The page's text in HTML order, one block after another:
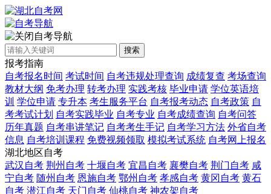
自考导航
搜索
报考指南
自考报名时间 考试时间 自考违规处理查询 成绩复查 考场查询
教材大纲 免考办理 转考办理 实践考核 毕业申请 学位英语培
训 学位申请 专升本 考生服务平台 自考报考动态 自考政策 自
考考试计划 自考实践毕业 自考专业 自考成绩查询 自考问答
历年真题 自考串讲笔记 自考考生手记 自考学习方法 外省自考
信息 自考培训课程 免费视频领取 模拟考试系统 自考网上报名
湖北地区自考
武汉自考 荆州自考 十堰自考 宜昌自考 襄樊自考 荆门自考 咸
宁自考 随州自考 恩施自考 鄂州自考 孝感自考 黄冈自考 黄石
自考 潜江自考 天门自考 仙桃自考 神农架自考